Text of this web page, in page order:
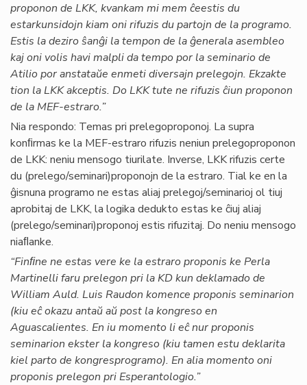
proponon de LKK, kvankam mi mem ĉeestis du
estarkunsidojn kiam oni rifuzis du partojn de la programo.
Estis la deziro ŝanĝi la tempon de la ĝenerala asembleo
kaj oni volis havi malpli da tempo por la seminario de
Atilio por anstataŭe enmeti diversajn prelegojn. Ekzakte
tion la LKK akceptis. Do LKK tute ne rifuzis ĉiun proponon
de la MEF-estraro.”
Nia respondo: Temas pri prelegoproponoj. La supra
konﬁrmas ke la MEF-estraro rifuzis neniun prelegoproponon
de LKK: neniu mensogo tiurilate. Inverse, LKK rifuzis certe
du (prelego/seminari)proponojn de la estraro. Tial ke en la
ĝisnuna programo ne estas aliaj prelegoj/seminarioj ol tiuj
aprobitaj de LKK, la logika dedukto estas ke ĉiuj aliaj
(prelego/seminari)proponoj estis rifuzitaj. Do neniu mensogo
niaﬂanke.
“Finﬁne ne estas vere ke la estraro proponis ke Perla
Martinelli faru prelegon pri la KD kun deklamado de
William Auld. Luis Raudon komence proponis seminarion
(kiu eĉ okazu antaŭ aŭ post la kongreso en
Aguascalientes. En iu momento li eĉ nur proponis
seminarion ekster la kongreso (kiu tamen estu deklarita
kiel parto de kongresprogramo). En alia momento oni
proponis prelegon pri Esperantologio.”